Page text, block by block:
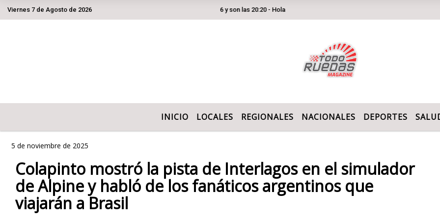
Viernes 7 de Agosto de 2026 Hoy es Viernes 7 de Agosto de 2026 y son las 20:20 - Hola
INICIO LOCALES REGIONALES NACIONALES DEPORTES
5 de noviembre de 2025
Colapinto mostró la pista de Interlagos en el simulador
de Alpine y habló de los fanáticos argentinos que
viajarán a Brasil